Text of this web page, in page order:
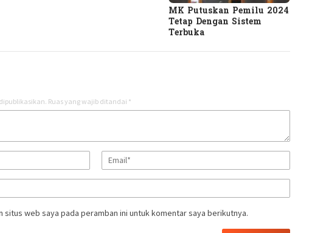
MK Putuskan Pemilu 2024
Tetap Dengan Sistem
Terbuka
Ruas yang wajib ditandai *
situs web saya pada peramban ini untuk komentar saya berikutnya.